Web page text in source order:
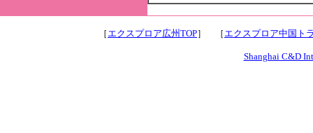
［ エクスプロア広州TOP］ ［ エクスプロア中国ト
Shanghai C&D